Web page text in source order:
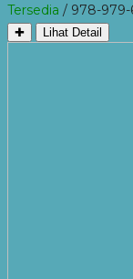
Tersedia / 978-979-
✚ Lihat Detail